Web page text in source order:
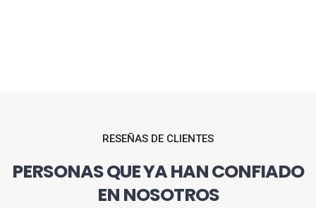
RESEÑAS DE CLIENTES
PERSONAS QUE YA HAN CONFIADO
EN NOSOTROS